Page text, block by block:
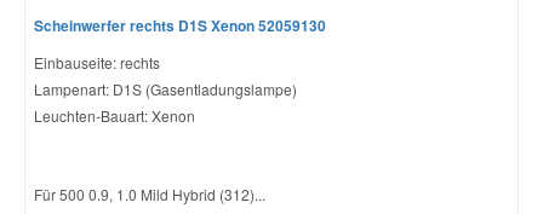
Scheinwerfer rechts D1S Xenon 52059130
Einbauseite: rechts
Lampenart: D1S (Gasentladungslampe)
Leuchten-Bauart: Xenon
Für 500 0.9, 1.0 Mild Hybrid (312)...